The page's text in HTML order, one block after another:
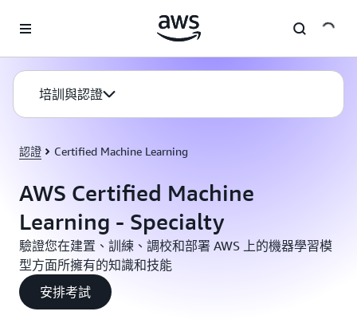
培訓與認證
認證 Certified Machine Learning
AWS Certified Machine
Learning - Specialty
驗證您在建置、訓練、調校和部署 AWS 上的機器學習模
型方面所擁有的知識和技能
安排考試